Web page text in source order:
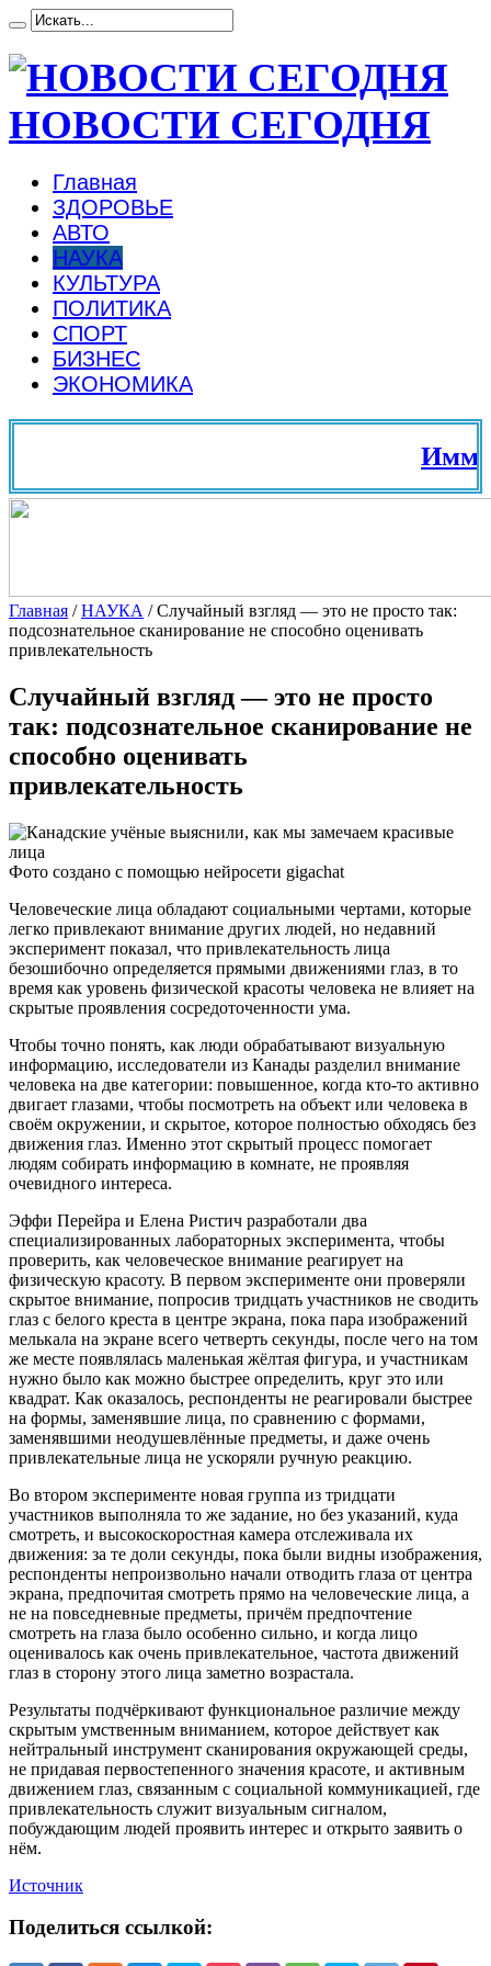
НОВОСТИ СЕГОДНЯ
Главная
ЗДОРОВЬЕ
АВТО
НАУКА
КУЛЬТУРА
ПОЛИТИКА
СПОРТ
БИЗНЕС
ЭКОНОМИКА
Главная /НАУКА /Случайный взгляд — это не просто так:
подсознательное сканирование не способно оценивать
привлекательность
Случайный взгляд — это не просто
так: подсознательное сканирование не
способно оценивать
привлекательность
Фото создано с помощью нейросети gigachat
Человеческие лица обладают социальными чертами, которые
легко привлекают внимание других людей, но недавний
эксперимент показал, что привлекательность лица
безошибочно определяется прямыми движениями глаз, в то
время как уровень физической красоты человека не влияет на
скрытые проявления сосредоточенности ума.
Чтобы точно понять, как люди обрабатывают визуальную
информацию, исследователи из Канады разделил внимание
человека на две категории: повышенное, когда кто-то активно
двигает глазами, чтобы посмотреть на объект или человека в
своём окружении, и скрытое, которое полностью обходясь без
движения глаз. Именно этот скрытый процесс помогает
людям собирать информацию в комнате, не проявляя
очевидного интереса.
Эффи Перейра и Елена Ристич разработали два
специализированных лабораторных эксперимента, чтобы
проверить, как человеческое внимание реагирует на
физическую красоту. В первом эксперименте они проверяли
скрытое внимание, попросив тридцать участников не сводить
глаз с белого креста в центре экрана, пока пара изображений
мелькала на экране всего четверть секунды, после чего на том
же месте появлялась маленькая жёлтая фигура, и участникам
нужно было как можно быстрее определить, круг это или
квадрат. Как оказалось, респонденты не реагировали быстрее
на формы, заменявшие лица, по сравнению с формами,
заменявшими неодушевлённые предметы, и даже очень
привлекательные лица не ускоряли ручную реакцию.
Во втором эксперименте новая группа из тридцати
участников выполняла то же задание, но без указаний, куда
смотреть, и высокоскоростная камера отслеживала их
движения: за те доли секунды, пока были видны изображения,
респонденты непроизвольно начали отводить глаза от центра
экрана, предпочитая смотреть прямо на человеческие лица, а
не на повседневные предметы, причём предпочтение
смотреть на глаза было особенно сильно, и когда лицо
оценивалось как очень привлекательное, частота движений
глаз в сторону этого лица заметно возрастала.
Результаты подчёркивают функциональное различие между
скрытым умственным вниманием, которое действует как
нейтральный инструмент сканирования окружающей среды,
не придавая первостепенного значения красоте, и активным
движением глаз, связанным с социальной коммуникацией, где
привлекательность служит визуальным сигналом,
побуждающим людей проявить интерес и открыто заявить о
нём.
Источник
Поделиться ссылкой: